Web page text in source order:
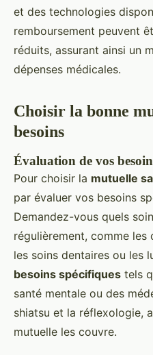
et des technologies
remboursement peuvent
réduits, assurant ainsi un
dépenses médicales.
Choisir la bonne
besoins
Évaluation de vos
Pour choisir la mutuelle
par évaluer vos besoins
Demandez-vous quels
régulièrement, comme les
les soins dentaires ou les
besoins spécifiques tels
santé mentale ou des
shiatsu et la réflexologie,
mutuelle les couvre.